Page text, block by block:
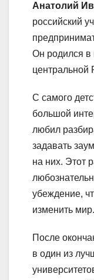
Анатолий
российский
Он родился в
центральной
С самого
большой
любил
задавать
на них. Этот
убеждение,
изменить мир.
После
в один из